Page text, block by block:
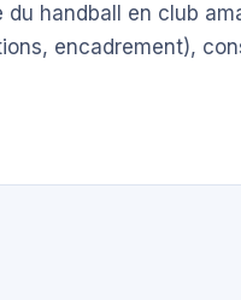
handball en club
encadrement),